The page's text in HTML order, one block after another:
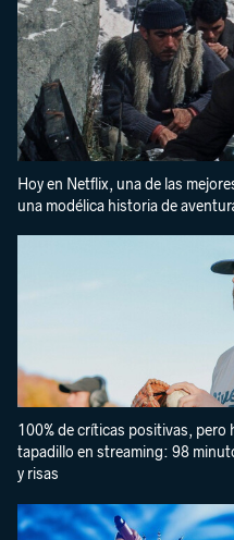
Hoy en Netflix, una de las
una modélica historia de
100% de críticas positivas, pero
tapadillo en streaming: 98
y risas